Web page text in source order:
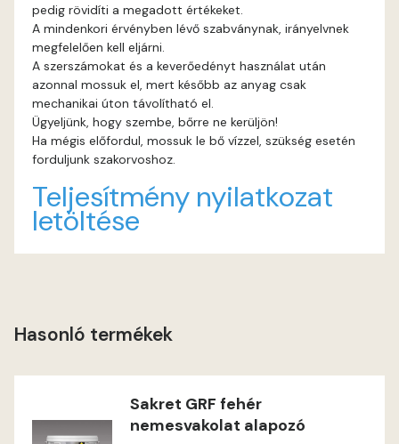
Fir D
Gecco-green E
Gold-yellow D
Graphit C
Graphit D
Indian-yellow D
pedig rövidíti a megadott értékeket.
A mindenkori érvényben lévő szabványnak, irányelvnek
megfelelően kell eljárni.
A szerszámokat és a keverőedényt használat után
azonnal mossuk el, mert később az anyag csak
mechanikai úton távolítható el.
Ügyeljünk, hogy szembe, bőrre ne kerüljön!
Ha mégis előfordul, mossuk le bő vízzel, szükség esetén
forduljunk szakorvoshoz.
Teljesítmény nyilatkozat
letöltése
Hasonló termékek
Sakret GRF fehér
nemesvakolat alapozó